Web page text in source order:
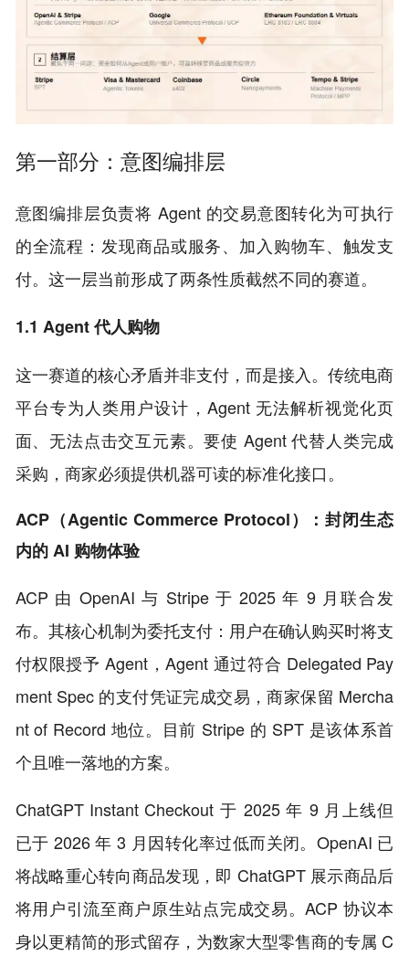
第一部分：意图编排层
意图编排层负责将 Agent 的交易意图转化为可执行
的全流程：发现商品或服务、加入购物车、触发支
付。这一层当前形成了两条性质截然不同的赛道。
1.1 Agent 代人购物
这一赛道的核心矛盾并非支付，而是接入。传统电商
平台专为人类用户设计，Agent 无法解析视觉化页
面、无法点击交互元素。要使 Agent 代替人类完成
采购，商家必须提供机器可读的标准化接口。
ACP（Agentic Commerce Protocol）：封闭生态
内的 AI 购物体验
ACP 由 OpenAI 与 Stripe 于 2025 年 9 月联合发
布。其核心机制为委托支付：用户在确认购买时将支
付权限授予 Agent，Agent 通过符合 Delegated Pay
ment Spec 的支付凭证完成交易，商家保留 Mercha
nt of Record 地位。目前 Stripe 的 SPT 是该体系首
个且唯一落地的方案。
ChatGPT Instant Checkout 于 2025 年 9 月上线但
已于 2026 年 3 月因转化率过低而关闭。OpenAI 已
将战略重心转向商品发现，即 ChatGPT 展示商品后
将用户引流至商户原生站点完成交易。ACP 协议本
身以更精简的形式留存，为数家大型零售商的专属 C